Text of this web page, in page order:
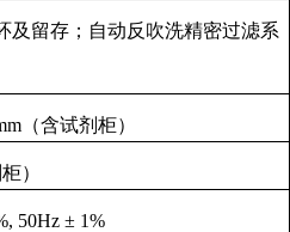
及留存；自动反吹洗精密过滤系
（含试剂柜）
）
50Hz ± 1%